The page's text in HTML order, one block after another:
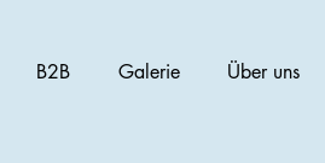
B2B Galerie Über uns